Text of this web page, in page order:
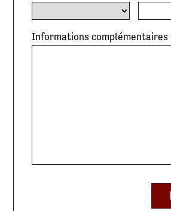
Informations complémentaires